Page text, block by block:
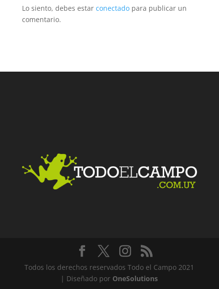
Lo siento, debes estar conectadopara publicar un
comentario.
Todos los derechos reservados Todo el Campo 2021
| Diseñado por OneSolutions
Facebook